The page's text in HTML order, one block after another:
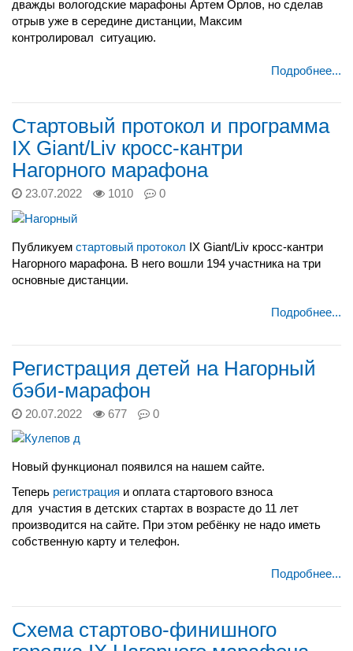
дважды вологодские марафоны Артем Орлов, но сделав
отрыв уже в середине дистанции, Максим
контролировал ситуацию.
Подробнее...
Стартовый протокол и программа
IX Giant/Liv кросс-кантри
Нагорного марафона
23.07.2022 1010 0
Публикуем стартовый протокол IX Giant/Liv кросс-кантри
Нагорного марафона. В него вошли 194 участника на три
основные дистанции.
Подробнее...
Регистрация детей на Нагорный
бэби-марафон
20.07.2022 677 0
Новый функционал появился на нашем сайте.
Теперь регистрация и оплата стартового взноса
для участия в детских стартах в возрасте до 11 лет
производится на сайте. При этом ребёнку не надо иметь
собственную карту и телефон.
Подробнее...
Схема стартово-финишного